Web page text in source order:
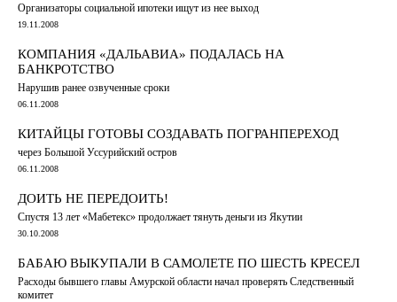
Организаторы социальной ипотеки ищут из нее выход
19.11.2008
КОМПАНИЯ «ДАЛЬАВИА» ПОДАЛАСЬ НА
БАНКРОТСТВО
Нарушив ранее озвученные сроки
06.11.2008
КИТАЙЦЫ ГОТОВЫ СОЗДАВАТЬ ПОГРАНПЕРЕХОД
через Большой Уссурийский остров
06.11.2008
ДОИТЬ НЕ ПЕРЕДОИТЬ!
Спустя 13 лет «Мабетекс» продолжает тянуть деньги из Якутии
30.10.2008
БАБАЮ ВЫКУПАЛИ В САМОЛЕТЕ ПО ШЕСТЬ КРЕСЕЛ
Расходы бывшего главы Амурской области начал проверять Следственный
комитет